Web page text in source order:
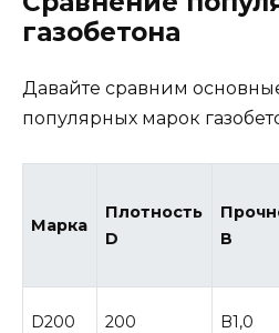
газобетона
Давайте сравним
популярных марок
Марка
Плотность
D
В
D200 200 В1,0